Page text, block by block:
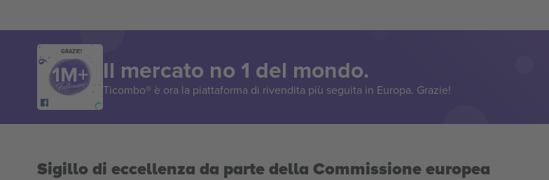
GRAZIE!
Il mercato no 1 del mondo.
Ticombo® è ora la piattaforma di rivendita più seguita in Europa. Grazie!
Sigillo di eccellenza da parte della Commissione europea